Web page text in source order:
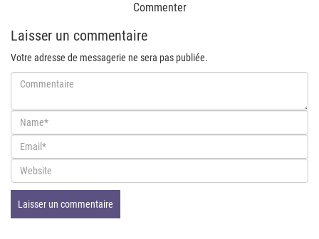
Commenter
Laisser un commentaire
Votre adresse de messagerie ne sera pas publiée.